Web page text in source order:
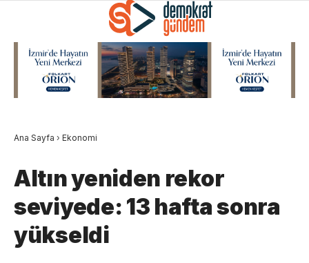
Ana Sayfa › Ekonomi
Altın yeniden rekor
seviyede: 13 hafta sonra
yükseldi